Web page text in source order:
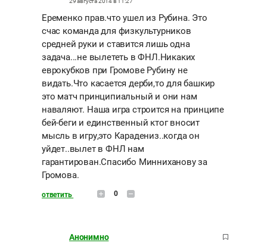
Еременко прав.что ушел из Рубина. Это
счас команда для физкультурников
средней руки и ставится лишь одна
задача...не вылететь в ФНЛ.Никаких
еврокубков при Громове Рубину не
видать.Что касается дерби,то для башкир
это матч принципиальный и они нам
наваляют. Наша игра строится на принципе
бей-беги и единственный ктог вносит
мысль в игру,это Карадениз..когда он
уйдет..вылет в ФНЛ нам
гарантирован.Спасибо Минниханову за
Громова.
ответить 0
Анонимно